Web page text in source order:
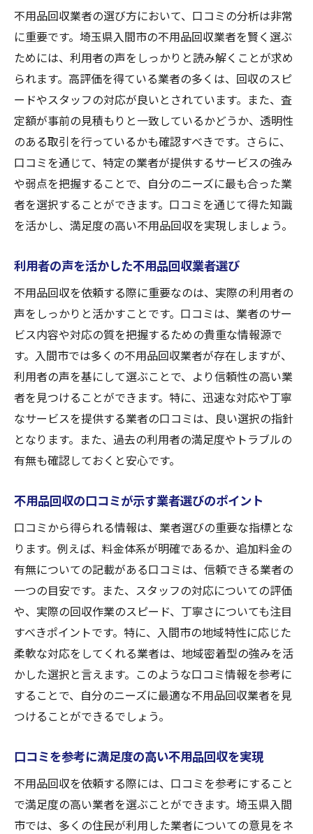
不用品回収業者の選び方において、口コミの分析は非常
に重要です。埼玉県入間市の不用品回収業者を賢く選ぶ
ためには、利用者の声をしっかりと読み解くことが求め
られます。高評価を得ている業者の多くは、回収のスピ
ードやスタッフの対応が良いとされています。また、査
定額が事前の見積もりと一致しているかどうか、透明性
のある取引を行っているかも確認すべきです。さらに、
口コミを通じて、特定の業者が提供するサービスの強み
や弱点を把握することで、自分のニーズに最も合った業
者を選択することができます。口コミを通じて得た知識
を活かし、満足度の高い不用品回収を実現しましょう。
利用者の声を活かした不用品回収業者選び
不用品回収を依頼する際に重要なのは、実際の利用者の
声をしっかりと活かすことです。口コミは、業者のサー
ビス内容や対応の質を把握するための貴重な情報源で
す。入間市では多くの不用品回収業者が存在しますが、
利用者の声を基にして選ぶことで、より信頼性の高い業
者を見つけることができます。特に、迅速な対応や丁寧
なサービスを提供する業者の口コミは、良い選択の指針
となります。また、過去の利用者の満足度やトラブルの
有無も確認しておくと安心です。
不用品回収の口コミが示す業者選びのポイント
口コミから得られる情報は、業者選びの重要な指標とな
ります。例えば、料金体系が明確であるか、追加料金の
有無についての記載がある口コミは、信頼できる業者の
一つの目安です。また、スタッフの対応についての評価
や、実際の回収作業のスピード、丁寧さについても注目
すべきポイントです。特に、入間市の地域特性に応じた
柔軟な対応をしてくれる業者は、地域密着型の強みを活
かした選択と言えます。このような口コミ情報を参考に
することで、自分のニーズに最適な不用品回収業者を見
つけることができるでしょう。
口コミを参考に満足度の高い不用品回収を実現
不用品回収を依頼する際には、口コミを参考にすること
で満足度の高い業者を選ぶことができます。埼玉県入間
市では、多くの住民が利用した業者についての意見をネ